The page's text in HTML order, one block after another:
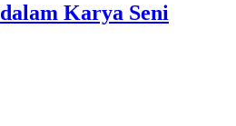
Karya Seni